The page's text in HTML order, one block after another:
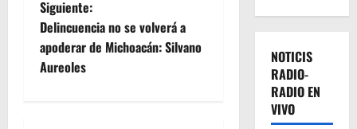
e
g
a
Siguiente:
Delincuencia no se volverá a
apoderar de Michoacán: Silvano
Aureoles
NOTICIS
RADIO-
RADIO EN
VIVO